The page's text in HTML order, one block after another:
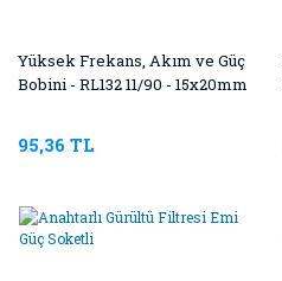
Yüksek Frekans, Akım ve Güç
Bobini - RL132 11/90 - 15x20mm
95,36 TL